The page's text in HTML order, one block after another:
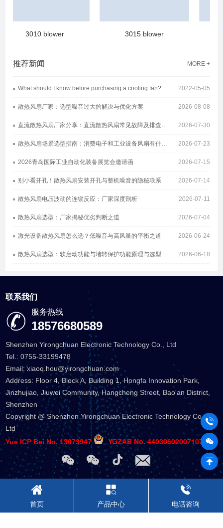
3010 blower 3015 blower
推荐新闻 MORE +
2022-05-05
What should I know before purchasing a cooling fan?
2026-08-08
散热风扇厂家：选型噪音过大的解决与优化方案
2026-07-30
直流散热风扇厂家分享：直流散热风扇常见故障及排查方案
2026-07-23
散热风扇场景选型指南：消费电子和工业设备风扇有什么区别
2026-07-15
2026青岛国际工业自动化装备展览会邀请函
2026-07-14
别小看开孔！散热风扇安装开孔与整机噪音的隐秘联系
2026-07-11
散热风扇电压波动的连锁反应：厂家深度剖析
2026-07-04
散热风扇选型：厂家揭秘优劣判断之道
2026-06-24
激光设备散热风扇怎么选？低噪音与高风量的平衡之道
2026-06-18
散热风扇选型：软启动功能与堵转保护功能原理与选型指南
联系我们
服务热线
18576680589
Shenzhen Yirongchuan Electronic Technology Co., Ltd
Tel.: 0755-33199478
Email: xiaoq.hou@yirongchuan.com
Address: Floor 4, Block A, Building 1, Hongfa Innovation Park,
Jinzhujiao, Jiuwei Community, Hangcheng Street, Bao'an District,
Shenzhen
Copyright @ Shenzhen Yirongchuan Electronic Technology Co.,
Ltd
Yue ICP Bei No. 13073947
YGZAB No. 44030602007107
首页 产品中心 电话咨询